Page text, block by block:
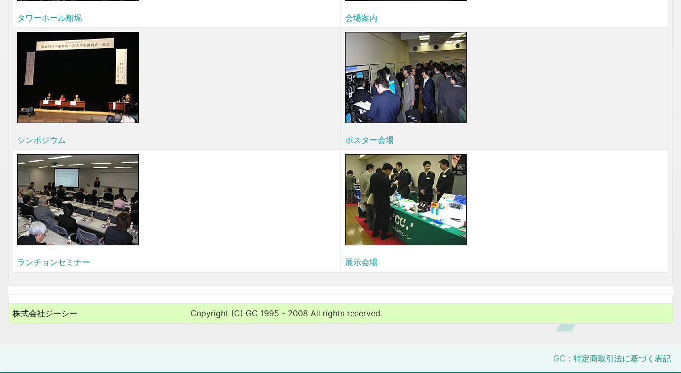
タワーホール船堀 会場案内
シンポジウム ポスター会場
ランチョンセミナー 展示会場
株式会社ジーシー Copyright (C) GC 1995 - 2008 All rights reserved.
GC：特定商取引法に基づく表記